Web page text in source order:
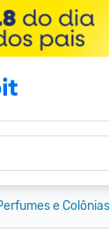
e Colônias